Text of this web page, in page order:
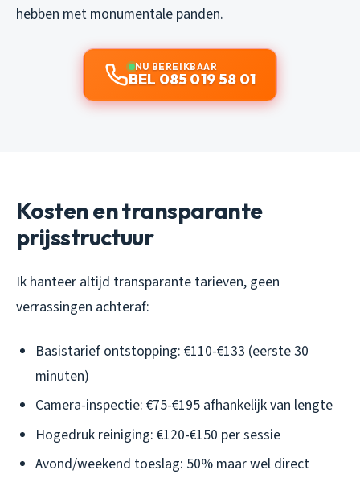
hebben met monumentale panden.
NU BEREIKBAAR
BEL 085 019 58 01
Kosten en transparante
prijsstructuur
Ik hanteer altijd transparante tarieven, geen
verrassingen achteraf:
Basistarief ontstopping: €110-€133 (eerste 30
minuten)
Camera-inspectie: €75-€195 afhankelijk van lengte
Hogedruk reiniging: €120-€150 per sessie
Avond/weekend toeslag: 50% maar wel direct